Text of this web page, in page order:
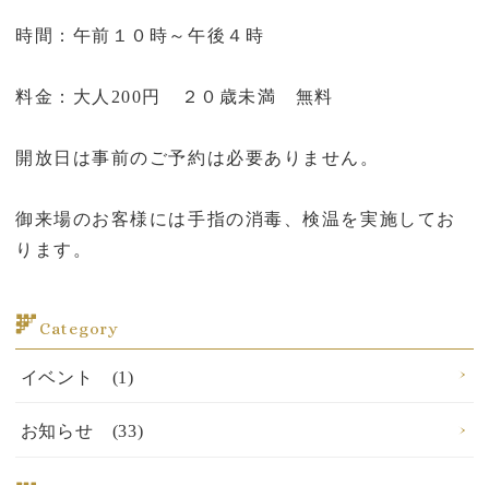
時間：午前１０時～午後４時
料金：大人200円 ２０歳未満 無料
開放日は事前のご予約は必要ありません。
御来場のお客様には手指の消毒、検温を実施してお
ります。
Category
イベント (1)
お知らせ (33)